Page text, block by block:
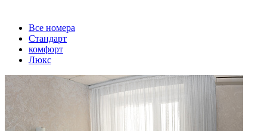
Вcе номера
Стандарт
комфорт
Люкс